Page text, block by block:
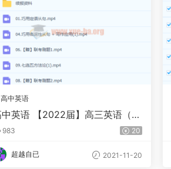
高中英语
英语 【2022届】高三英语（何
）
983 20
超越自已 2021-11-20